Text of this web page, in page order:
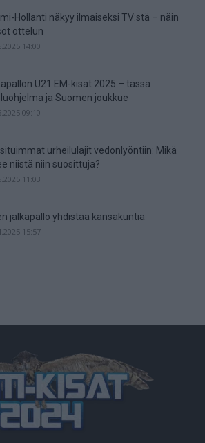
Hollanti näkyy ilmaiseksi TV:stä – näin
ottelun
14:00
U21 EM-kisat 2025 – tässä
ja Suomen joukkue
09:10
urheilulajit vedonlyöntiin: Mikä
niistä niin suosittuja?
11:03
jalkapallo yhdistää kansakuntia
15:57